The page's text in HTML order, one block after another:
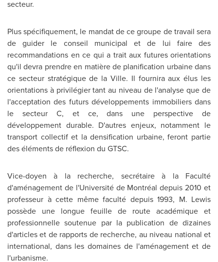
secteur.
Plus spécifiquement, le mandat de ce groupe de travail sera
de guider le conseil municipal et de lui faire des
recommandations en ce qui a trait aux futures orientations
qu'il devra prendre en matière de planification urbaine dans
ce secteur stratégique de la Ville. Il fournira aux élus les
orientations à privilégier tant au niveau de l'analyse que de
l'acceptation des futurs développements immobiliers dans
le secteur C, et ce, dans une perspective de
développement durable. D'autres enjeux, notamment le
transport collectif et la densification urbaine, feront partie
des éléments de réflexion du GTSC.
Vice-doyen à la recherche, secrétaire à la Faculté
d'aménagement de l'Université de Montréal depuis2010 et
professeur à cette même faculté depuis 1993, M. Lewis
possède une longue feuille de route académique et
professionnelle soutenue par la publication de dizaines
d'articles et de rapports de recherche, au niveau national et
international, dans les domaines de l'aménagement et de
l'urbanisme.